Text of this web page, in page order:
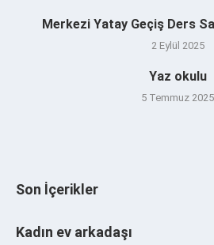
Merkezi Yatay Geçiş Ders
2 Eylül 2025
Yaz okulu
5 Temmuz 2025
Son İçerikler
Kadın ev arkadaşı